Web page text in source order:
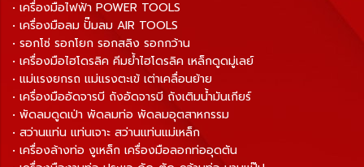
• เครื่องมือไฟฟ้า POWER TOOLS
• เครื่องมือลม ปั๊มลม AIR TOOLS
• รอกโซ่ รอกโยก รอกสลิง รอกกว้าน
• เครื่องมือไฮโดรลิค คีมย้ำไฮโดรลิค เหล็กดูดมู่เลย์
• แม่แรงยกรถ แม่แรงตะเข้ เต่าเคลื่อนย้าย
• เครื่องมืออัดจารบี ถังอัดจารบี ถังเติมน้ำมันเกียร์
• พัดลมดูดเป่า พัดลมท่อ พัดลมอุตสาหกรรม
• สว่านแท่น แท่นเจาะ สว่านแท่นแม่เหล็ก
• เครื่องล้างท่อ งูเหล็ก เครื่องมือลอกท่ออุดตัน